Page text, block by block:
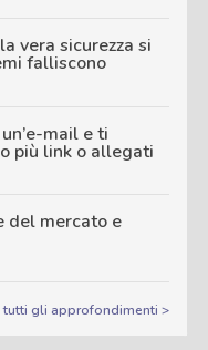
vera sicurezza si
falliscono
mail e ti
più link o allegati
del mercato e
tutti gli approfondimenti >